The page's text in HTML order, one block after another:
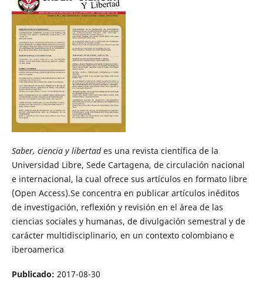
Saber, ciencia y libertades una revista científica de la
Universidad Libre, Sede Cartagena, de circulación nacional
e internacional, la cual ofrece sus artículos en formato libre
(Open Access).Se concentra en publicar artículos inéditos
de investigación, reflexión y revisión en el área de las
ciencias sociales y humanas, de divulgación semestral y de
carácter multidisciplinario, en un contexto colombiano e
iberoamerica
Publicado: 2017-08-30